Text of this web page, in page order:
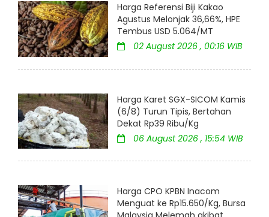
Harga Referensi Biji Kakao
Agustus Melonjak 36,66%, HPE
Tembus USD 5.064/MT
02 August 2026 , 00:16 WIB
Harga Karet SGX-SICOM Kamis
(6/8) Turun Tipis, Bertahan
Dekat Rp39 Ribu/Kg
06 August 2026 , 15:54 WIB
Harga CPO KPBN Inacom
Menguat ke Rp15.650/Kg, Bursa